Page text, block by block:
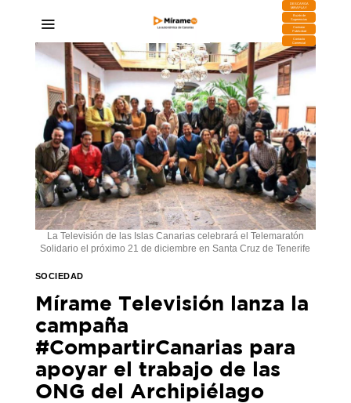
DESCARGA
MIRAPLAY
Buzón de
Sugerencias
Contratar
Publicidad
Contacto
Comercial
La Televisión de las Islas Canarias celebrará el Telemaratón
Solidario el próximo 21 de diciembre en Santa Cruz de Tenerife
SOCIEDAD
Mírame Televisión lanza la
campaña
#CompartirCanarias para
apoyar el trabajo de las
ONG del Archipiélago